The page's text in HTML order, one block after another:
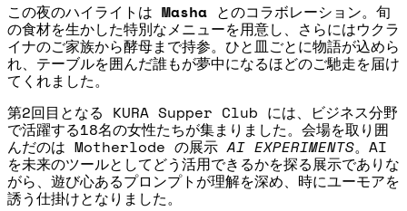
この夜のハイライトは Masha とのコラボレーション。旬
の食材を生かした特別なメニューを用意し、さらにはウクラ
イナのご家族から酵母まで持参。ひと皿ごとに物語が込めら
れ、テーブルを囲んだ誰もが夢中になるほどのご馳走を届け
てくれました。
第2回目となる KURA Supper Club には、ビジネス分野
で活躍する18名の女性たちが集まりました。会場を取り囲
んだのは Motherlode の展示AI EXPERIMENTS。AI
を未来のツールとしてどう活用できるかを探る展示でありな
がら、遊び心あるプロンプトが理解を深め、時にユーモアを
誘う仕掛けとなりました。